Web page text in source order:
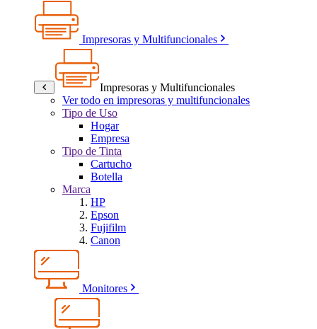
Impresoras y Multifuncionales
Impresoras y Multifuncionales
Ver todo en impresoras y multifuncionales
Tipo de Uso
Hogar
Empresa
Tipo de Tinta
Cartucho
Botella
Marca
HP
Epson
Fujifilm
Canon
Monitores